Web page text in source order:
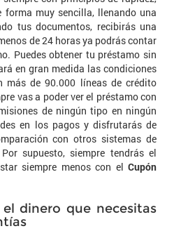
muy sencilla, llenando una
tus documentos, recibirás una
de 24 horas ya podrás contar
Puedes obtener tu préstamo sin
en gran medida las condiciones
más de 90.000 líneas de crédito
vas a poder ver el préstamo con
de ningún tipo en ningún
en los pagos y disfrutarás de
con otros sistemas de
supuesto, siempre tendrás el
siempre menos con el Cupón
dinero que necesitas